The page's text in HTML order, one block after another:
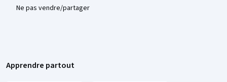
Ne pas vendre/partager
Apprendre partout